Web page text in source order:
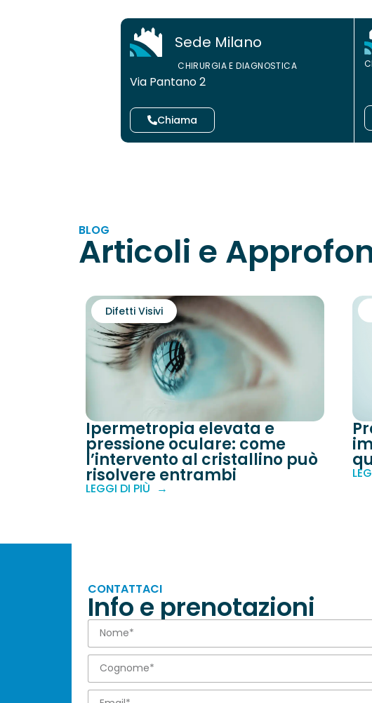
Sede Milano
CHIRURGIA E DIAGNOSTICA
Via Pantano 2
Chiama
BLOG
Articoli e
Ipermetropia elevata e
pressione oculare: come
l’intervento al cristallino può
risolvere entrambi
Difetti Visivi
LEGGI DI PIÙ
CONTATTACI
Info e prenotazioni